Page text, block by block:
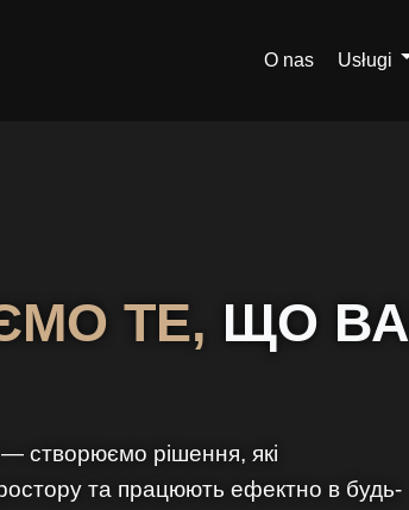
O nas Usługi
ТЕ, ЩО
створюємо рішення, які
та працюють ефектно в будь-